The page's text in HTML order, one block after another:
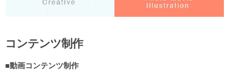
コンテンツ制作
■動画コンテンツ制作